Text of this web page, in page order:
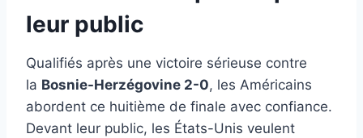
leur public
Qualifiés après une victoire sérieuse contre
la Bosnie-Herzégovine 2-0, les Américains
abordent ce huitième de finale avec confiance.
Devant leur public, les États-Unis veulent